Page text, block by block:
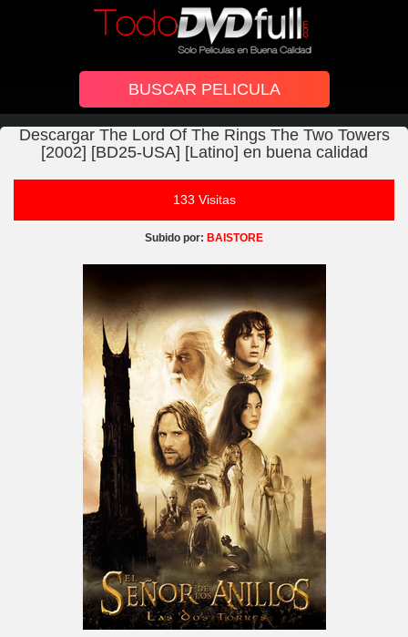
Descargar The Lord Of The Rings The Two Towers
[2002] [BD25-USA] [Latino] en buena calidad
133 Visitas
Subido por: BAISTORE